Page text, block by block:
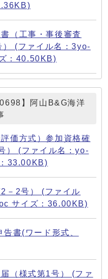
（工事・事後審査
） (ファイル名：3yo-
：40.50KB)
】阿山B&G海洋
価方式）参加資格確
） (ファイル名：yo-
33.00KB)
－2号） (ファイル
サイズ：36.00KB)
書(ワード形式、
（様式第1号） (ファ